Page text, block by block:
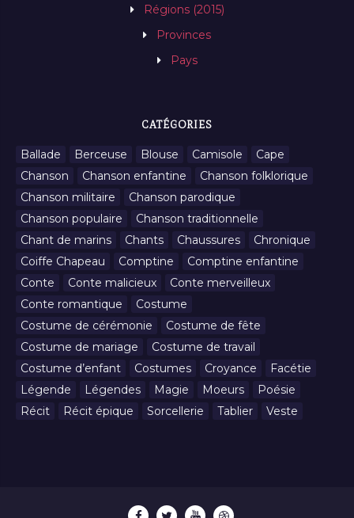
Régions (2015)
Provinces
Pays
CATÉGORIES
Ballade Berceuse Blouse Camisole
Cape
Chanson
Chanson enfantine
Chanson folklorique
Chanson militaire
Chanson parodique
Chanson populaire
Chanson traditionnelle
Chant de marins
Chants Chaussures
Chronique
Coiffe Chapeau
Comptine
Comptine enfantine
Conte
Conte malicieux
Conte merveilleux
Conte romantique
Costume
Costume de cérémonie
Costume de fête
Costume de mariage
Costume de travail
Costume d’enfant
Costumes Croyance
Facétie
Légende
Légendes Magie Moeurs
Poésie
Récit
Récit épique Sorcellerie Tablier Veste